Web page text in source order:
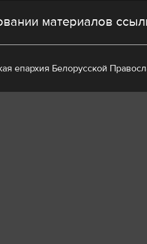
материалов
епархия Белорусской